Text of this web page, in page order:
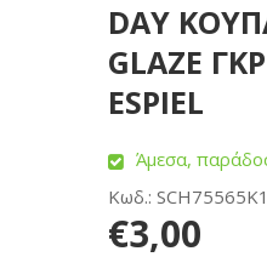
DAY
GLAZE
ESPIEL
Άμεσα,
Κωδ.:
€3,00